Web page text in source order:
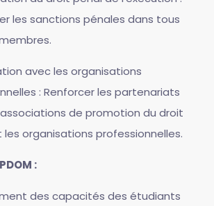
les sanctions pénales dans tous
avec les organisations
: Renforcer les partenariats
de promotion du droit
les organisations professionnelles.
:
des capacités des étudiants